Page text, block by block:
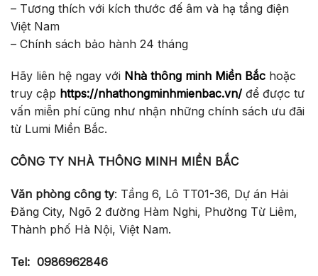
– Tương thích với kích thước đế âm và hạ tầng điện
Việt Nam
– Chính sách bảo hành 24 tháng
Hãy liên hệ ngay với Nhà thông minh Miền Bắc hoặc
truy cập https://nhathongminhmienbac.vn/ để được tư
vấn miễn phí cũng như nhận những chính sách ưu đãi
từ Lumi Miền Bắc.
CÔNG TY NHÀ THÔNG MINH MIỀN BẮC
Văn phòng công ty: Tầng 6, Lô TT01-36, Dự án Hải
Đăng City, Ngõ 2 đường Hàm Nghi, Phường Từ Liêm,
Thành phố Hà Nội, Việt Nam.
Tel: 0986962846